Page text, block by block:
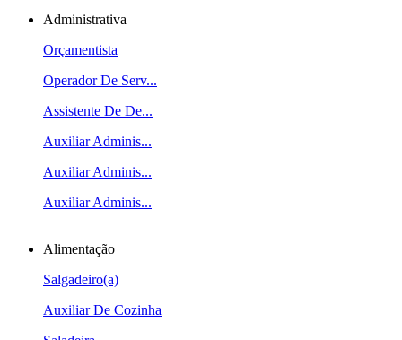
Administrativa
Orçamentista
Operador De Serv...
Assistente De De...
Auxiliar Adminis...
Auxiliar Adminis...
Auxiliar Adminis...
Alimentação
Salgadeiro(a)
Auxiliar De Cozinha